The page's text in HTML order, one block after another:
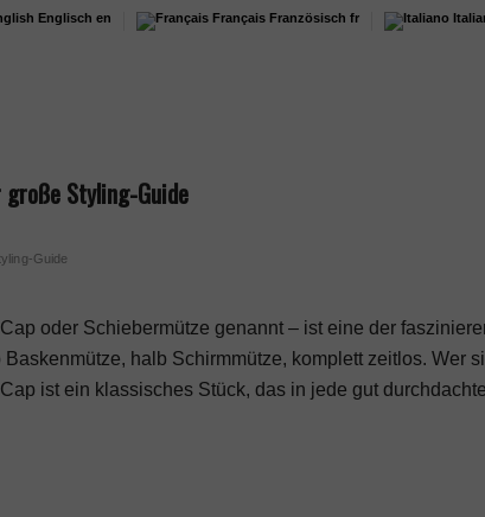
Englisch en Français Französisch fr
große Styling-Guide
Guide
oder Schiebermütze genannt – ist eine der
halb Schirmmütze, komplett zeitlos. Wer
ist ein klassisches Stück, das in jede gut durchdachte